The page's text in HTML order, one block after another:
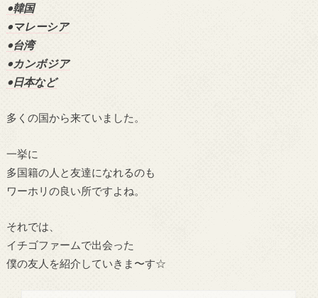
•韓国
•マレーシア
•台湾
•カンボジア
•日本など
多くの国から来ていました。
一挙に
多国籍の人と友達になれるのも
ワーホリの良い所ですよね。
それでは、
イチゴファームで出会った
僕の友人を紹介していきま〜す☆